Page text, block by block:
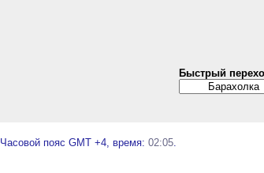
Быстрый
Часовой пояс GMT +4, время: 02:05.